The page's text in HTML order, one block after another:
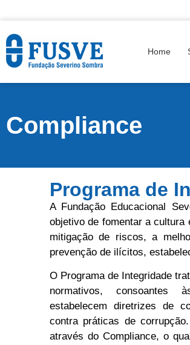
Home
Compliance
Programa de
A Fundação Educacional
objetivo de fomentar a
mitigação de riscos, a
prevenção de ilícitos,
O Programa de Integridade
normativos, consoantes
estabelecem diretrizes de
contra práticas de
através do Compliance, o